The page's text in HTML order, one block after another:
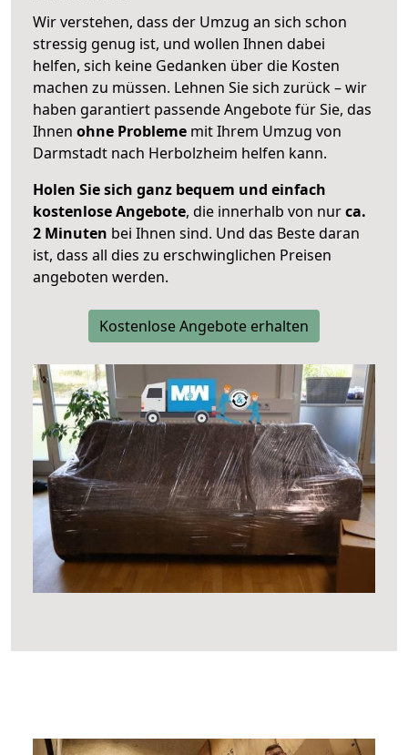
Wir verstehen, dass der Umzug an sich schon
stressig genug ist, und wollen Ihnen dabei
helfen, sich keine Gedanken über die Kosten
machen zu müssen. Lehnen Sie sich zurück – wir
haben garantiert passende Angebote für Sie, das
Ihnen ohne Probleme mit Ihrem Umzug von
Darmstadt nach Herbolzheim helfen kann.
Holen Sie sich ganz bequem und einfach
kostenlose Angebote, die innerhalb von nurca.
2 Minuten bei Ihnen sind. Und das Beste daran
ist, dass all dies zu erschwinglichen Preisen
angeboten werden.
Kostenlose Angebote erhalten